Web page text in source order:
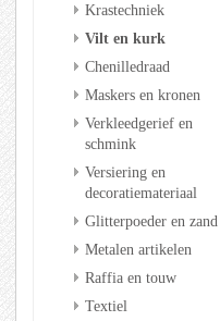
Krastechniek
Vilt en kurk
Chenilledraad
Maskers en kronen
Verkleedgerief en
schmink
Versiering en
decoratiemateriaal
Glitterpoeder en zand
Metalen artikelen
Raffia en touw
Textiel